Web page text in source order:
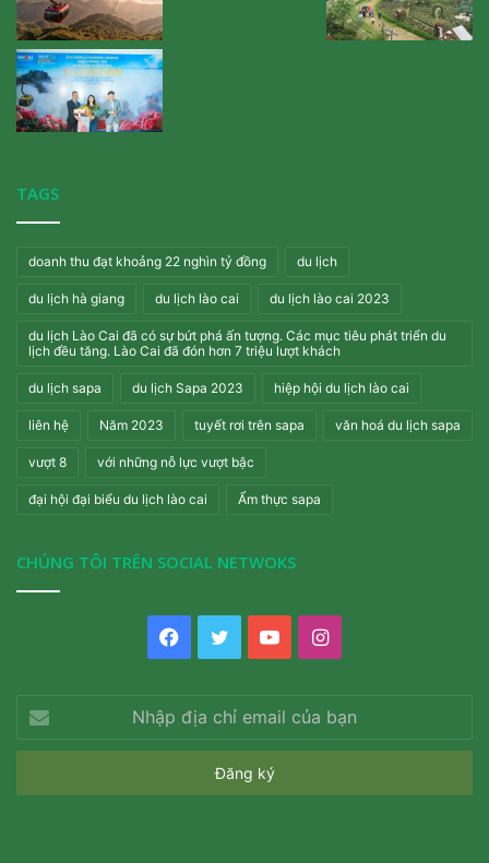
TAGS
doanh thu đạt khoảng 22 nghìn tỷ đồng du lịch
du lịch hà giang du lịch lào cai du lịch lào cai 2023
du lịch Lào Cai đã có sự bứt phá ấn tượng. Các mục tiêu phát triển du
lịch đều tăng. Lào Cai đã đón hơn 7 triệu lượt khách
du lịch sapa du lịch Sapa 2023 hiệp hội du lịch lào cai
liên hệ Năm 2023 tuyết rơi trên sapa văn hoá du lịch sapa
vượt 8 với những nỗ lực vượt bậc
đại hội đại biểu du lịch lào cai Ẩm thực sapa
CHÚNG TÔI TRÊN SOCIAL NETWOKS
Facebook
TwitterYouTubeInstagram
địa
chỉ
của